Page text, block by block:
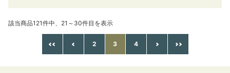
該当商品121件中、21～30件目を表示
2 3 4